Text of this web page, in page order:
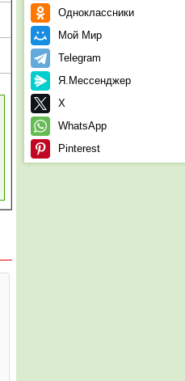
Одноклассники
Мой Мир
Telegram
Я.Мессенджер
X
WhatsApp
Pinterest